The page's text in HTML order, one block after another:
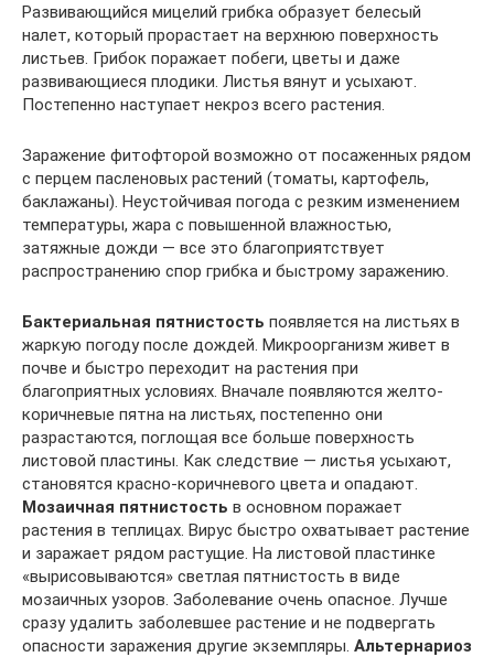
Развивающийся мицелий грибка образует белесый
налет, который прорастает на верхнюю поверхность
листьев. Грибок поражает побеги, цветы и даже
развивающиеся плодики. Листья вянут и усыхают.
Постепенно наступает некроз всего растения.
Заражение фитофторой возможно от посаженных рядом
с перцем пасленовых растений (томаты, картофель,
баклажаны). Неустойчивая погода с резким изменением
температуры, жара с повышенной влажностью,
затяжные дожди — все это благоприятствует
распространению спор грибка и быстрому заражению.
Бактериальная пятнистость появляется на листьях в
жаркую погоду после дождей. Микроорганизм живет в
почве и быстро переходит на растения при
благоприятных условиях. Вначале появляются желто-
коричневые пятна на листьях, постепенно они
разрастаются, поглощая все больше поверхность
листовой пластины. Как следствие — листья усыхают,
становятся красно-коричневого цвета и опадают.
Мозаичная пятнистость в основном поражает
растения в теплицах. Вирус быстро охватывает растение
и заражает рядом растущие. На листовой пластинке
«вырисовываются» светлая пятнистость в виде
мозаичных узоров. Заболевание очень опасное. Лучше
сразу удалить заболевшее растение и не подвергать
опасности заражения другие экземпляры. Альтернариоз